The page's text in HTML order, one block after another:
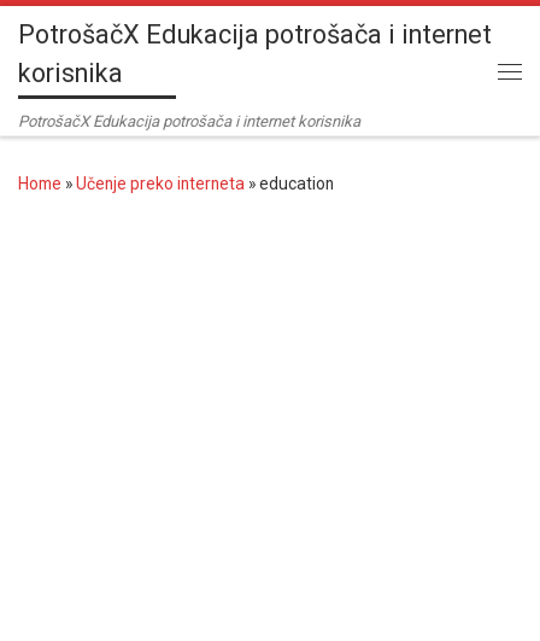
Skip to content
PotrošačX Edukacija potrošača i internet
korisnika
PotrošačX Edukacija potrošača i internet korisnika
Home »Učenje preko interneta »education